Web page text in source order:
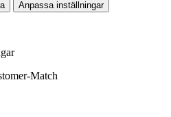
Anpassa inställningar
Match